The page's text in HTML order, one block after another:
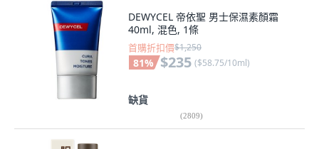
DEWYCEL 帝依聖 男士保濕素顏霜
40ml, 混色, 1條
首購折扣價$1,250
81% $235 ($58.75/10ml)
缺貨
(2809)